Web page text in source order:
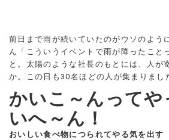
前日まで雨が続いていたのがウソのよう
ん「こういうイベントで雨が降ったこと
と。太陽のような社長のもとには、人が
か。この日も30名ほどの人が集まりまし
かいこ～んってや
いへ～ん！
おいしい食べ物につられてやる気を出す